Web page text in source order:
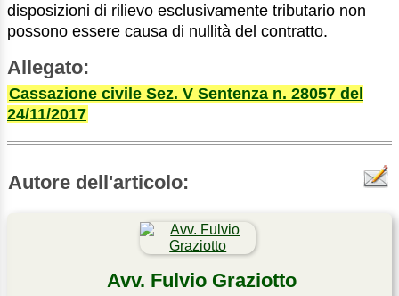
disposizioni di rilievo esclusivamente tributario non
possono essere causa di nullità del contratto.
Allegato:
Cassazione civile Sez. V Sentenza n. 28057 del
24/11/2017
Autore dell'articolo:
Avv. Fulvio Graziotto